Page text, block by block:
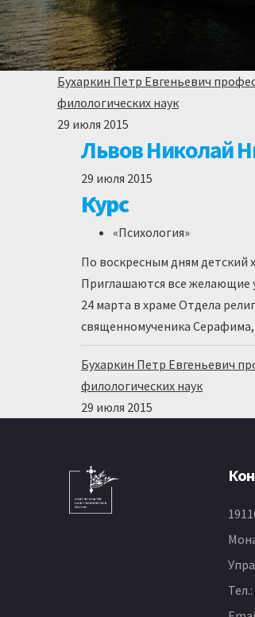
Бухаркин Петр Евгеньевич
филологических наук
29 июля 2015
Львов Николай
29 июля 2015
Курс
«Психология»
По воскресным дням детский
Приглашаются все желающие
24 марта в храме Отдела
священномученика
Бухаркин Петр Евгеньевич
филологических наук
29 июля 2015
Тел.: